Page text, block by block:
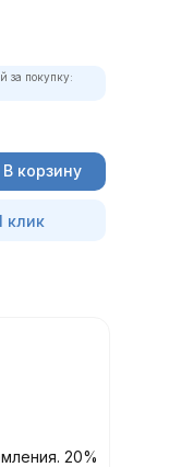
за покупку:
В корзину
клик
20%